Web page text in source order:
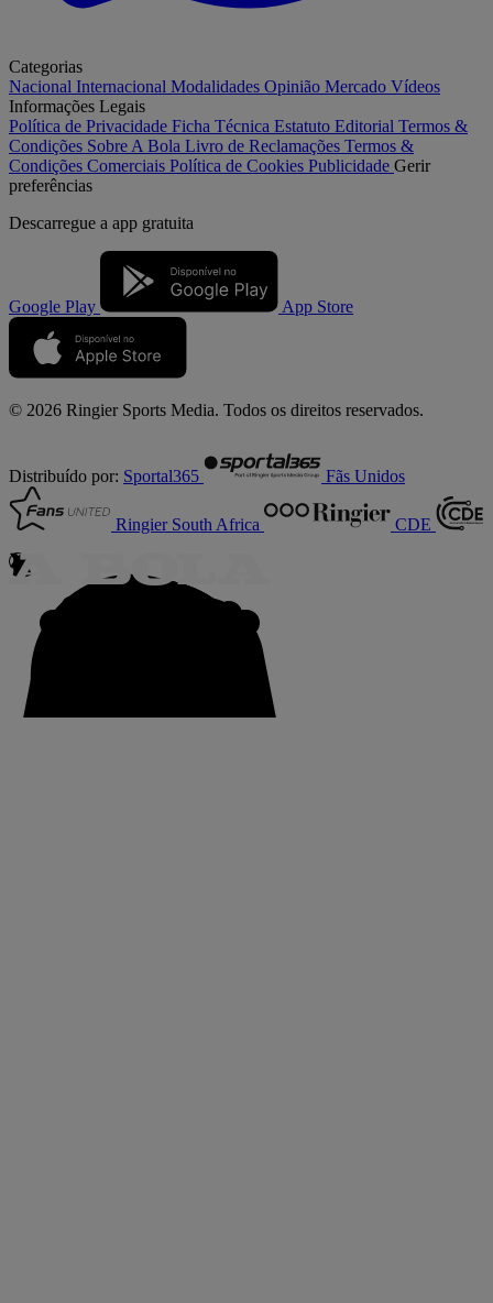
Categorias
Nacional Internacional Modalidades Opinião Mercado Vídeos
Informações Legais
Política de Privacidade Ficha Técnica Estatuto Editorial Termos &
Condições Sobre A Bola Livro de Reclamações Termos &
Condições Comerciais Política de Cookies Publicidade Gerir
preferências
Descarregue a app gratuita
Google Play App Store
© 2026 Ringier Sports Media. Todos os direitos reservados.
Distribuído por: Sportal365 Fãs Unidos
Ringier South Africa CDE